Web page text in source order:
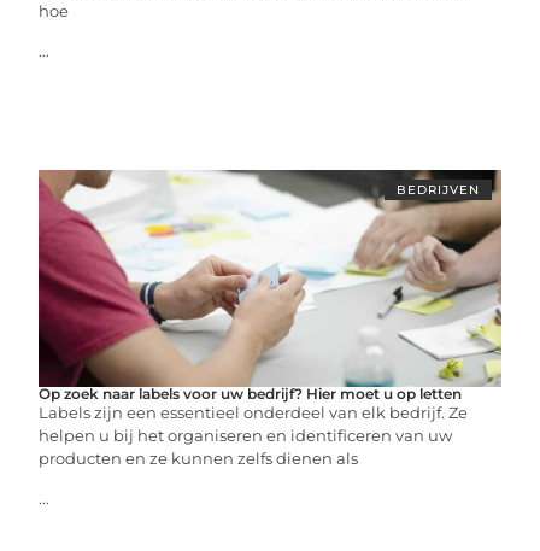
hoe
...
BEDRIJVEN
Op zoek naar labels voor uw bedrijf? Hier moet u op letten
Labels zijn een essentieel onderdeel van elk bedrijf. Ze
helpen u bij het organiseren en identificeren van uw
producten en ze kunnen zelfs dienen als
...